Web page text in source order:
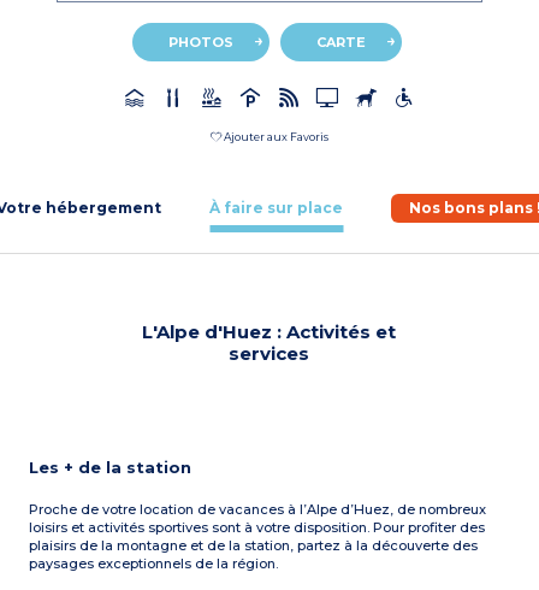
PHOTOS CARTE
Ajouter aux Favoris
hébergement À faire sur place Nos bons plans
L'Alpe d'Huez : Activités et
services
Les + de la station
Proche de votre location de vacances à l’Alpe d’Huez, de nombreux
loisirs et activités sportives sont à votre disposition. Pour profiter des
plaisirs de la montagne et de la station, partez à la découverte des
paysages exceptionnels de la région.